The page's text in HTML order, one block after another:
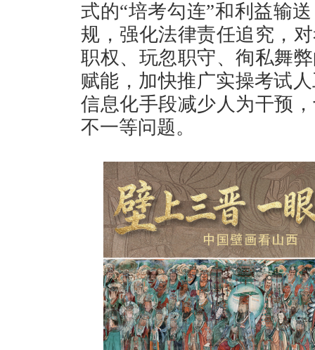
式的“培考勾连”和利益输
规，强化法律责任追究，
职权、玩忽职守、徇私舞
赋能，加快推广实操考试
信息化手段减少人为干预
不一等问题。